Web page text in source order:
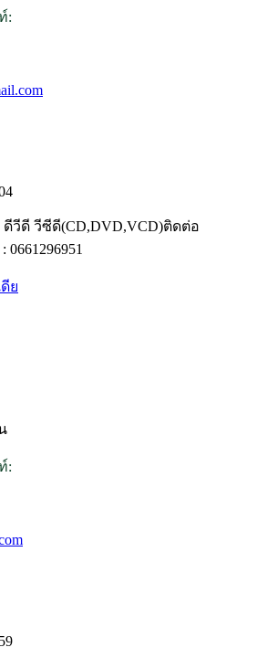
:
วีดี วีซีดี(CD,DVD,VCD)ติดต่อ
0661296951
ย
: